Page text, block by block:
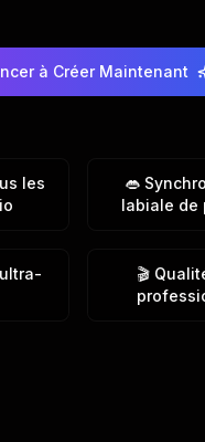
à Créer Maintenant
les
👄
labiale de
🎬